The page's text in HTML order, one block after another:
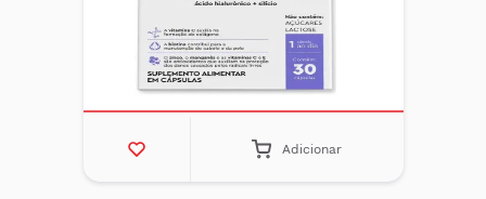
Adicionar